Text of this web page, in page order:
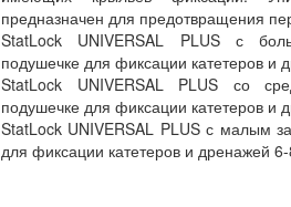
предназначен для предотвращения
StatLock UNIVERSAL PLUS с
подушечке для фиксации катетеров и
StatLock UNIVERSAL PLUS со
подушечке для фиксации катетеров и
StatLock UNIVERSAL PLUS с малым
для фиксации катетеров и дренажей